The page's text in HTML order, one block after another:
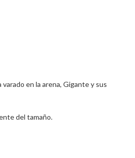
en la arena, Gigante y sus
del tamaño.